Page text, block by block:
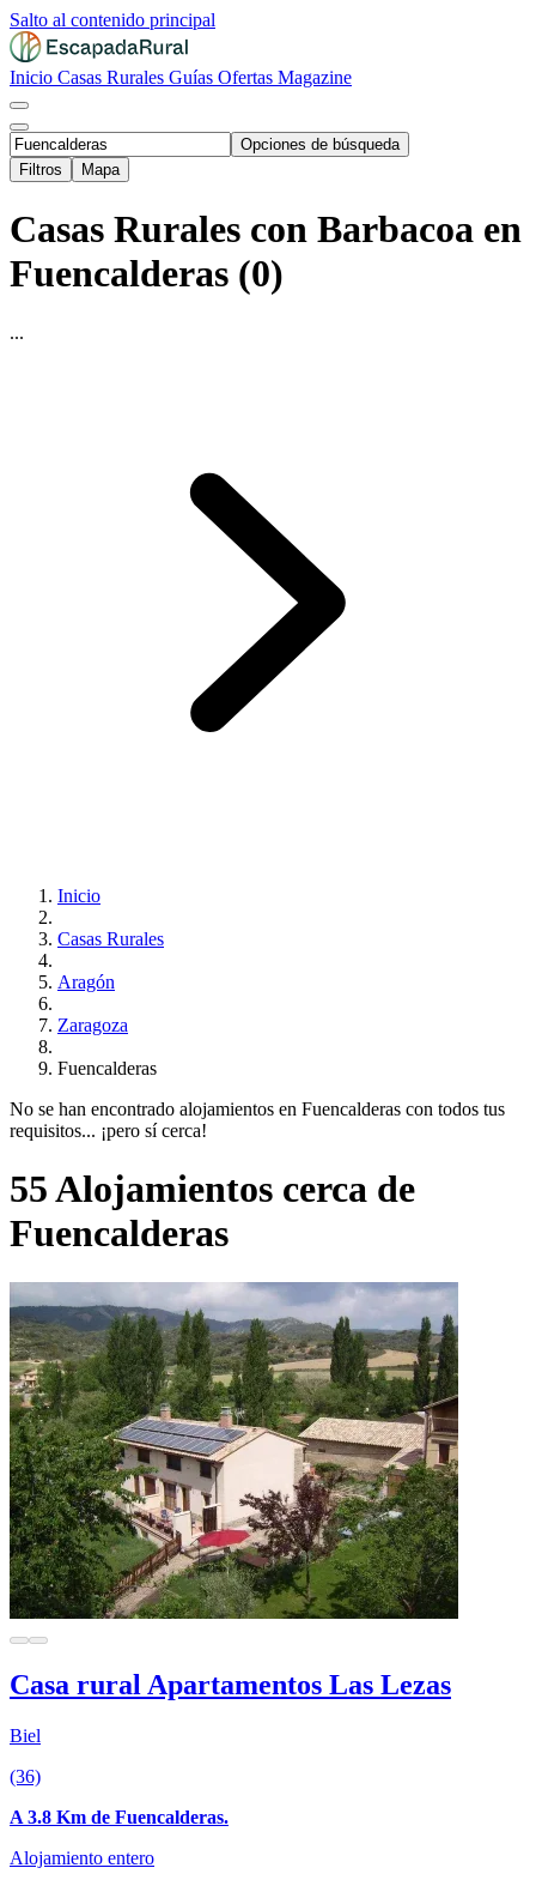
Salto al contenido principal
Inicio Casas Rurales Guías Ofertas Magazine
Opciones de búsqueda
Filtros
Mapa
Casas Rurales con Barbacoa en
Fuencalderas (0)
...
Inicio
Casas Rurales
Aragón
Zaragoza
Fuencalderas
No se han encontrado alojamientos en Fuencalderas con todos tus
requisitos... ¡pero sí cerca!
55 Alojamientos cerca de
Fuencalderas
Casa rural Apartamentos Las Lezas
Biel
(36)
A 3.8 Km de Fuencalderas.
Alojamiento entero